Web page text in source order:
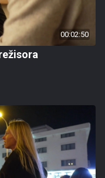
00:02:50